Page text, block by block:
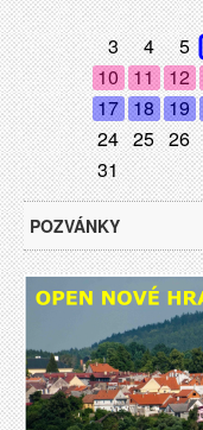
3
4 5
10 11 12
17 18 19
24 25 26
31
POZVÁNKY